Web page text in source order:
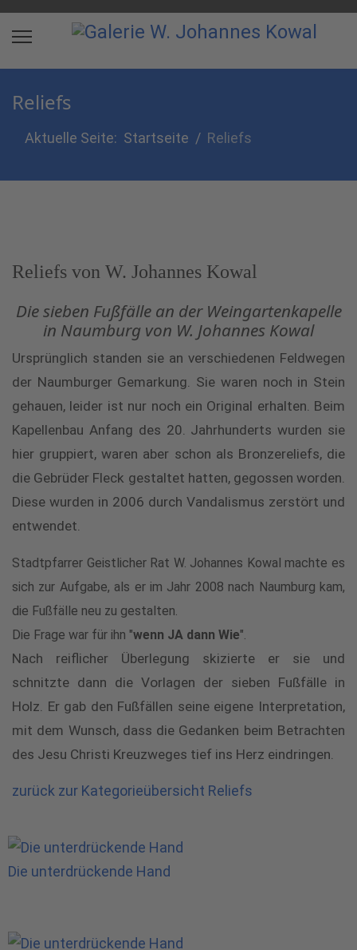
Reliefs
Aktuelle Seite: Startseite Reliefs
Reliefs von W. Johannes Kowal
Die sieben Fußfälle an der Weingartenkapelle
in Naumburg von W. Johannes Kowal
Ursprünglich standen sie an verschiedenen Feldwegen
der Naumburger Gemarkung. Sie waren noch in Stein
gehauen, leider ist nur noch ein Original erhalten. Beim
Kapellenbau Anfang des 20. Jahrhunderts wurden sie
hier gruppiert, waren aber schon als Bronzereliefs, die
die Gebrüder Fleck gestaltet hatten, gegossen worden.
Diese wurden in 2006 durch Vandalismus zerstört und
entwendet.
Stadtpfarrer Geistlicher Rat W. Johannes Kowal machte es
sich zur Aufgabe, als er im Jahr 2008 nach Naumburg kam,
die Fußfälle neu zu gestalten.
Die Frage war für ihn "wenn JA dann Wie".
Nach reiflicher Überlegung skizierte er sie und
schnitzte dann die Vorlagen der sieben Fußfälle in
Holz. Er gab den Fußfällen seine eigene Interpretation,
mit dem Wunsch, dass die Gedanken beim Betrachten
des Jesu Christi Kreuzweges tief ins Herz eindringen.
zurück zur Kategorieübersicht Reliefs
Die unterdrückende Hand